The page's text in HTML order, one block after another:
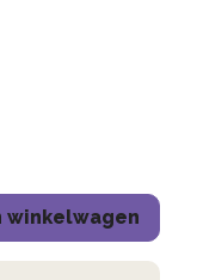
winkelwagen